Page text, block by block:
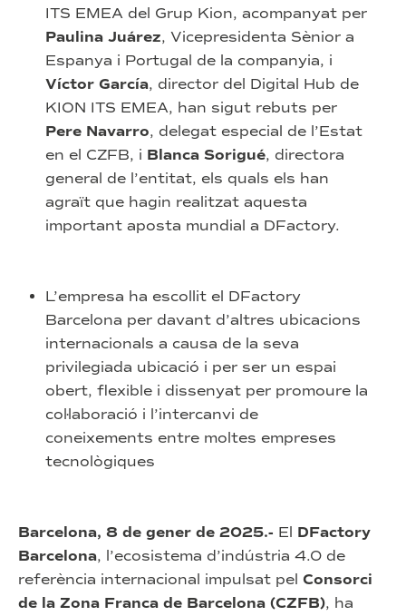
ITS EMEA del Grup Kion, acompanyat per
Paulina Juárez, Vicepresidenta Sènior a
Espanya i Portugal de la companyia, i
Víctor García, director del Digital Hub de
KION ITS EMEA, han sigut rebuts per
Pere Navarro, delegat especial de l’Estat
en el CZFB, i Blanca Sorigué, directora
general de l’entitat, els quals els han
agraït que hagin realitzat aquesta
important aposta mundial a DFactory.
L’empresa ha escollit el DFactory
Barcelona per davant d’altres ubicacions
internacionals a causa de la seva
privilegiada ubicació i per ser un espai
obert, flexible i dissenyat per promoure la
col·laboració i l’intercanvi de
coneixements entre moltes empreses
tecnològiques
Barcelona, 8 de gener de 2025.- El DFactory
Barcelona, l’ecosistema d’indústria 4.0 de
referència internacional impulsat pel Consorci
de la Zona Franca de Barcelona (CZFB), ha